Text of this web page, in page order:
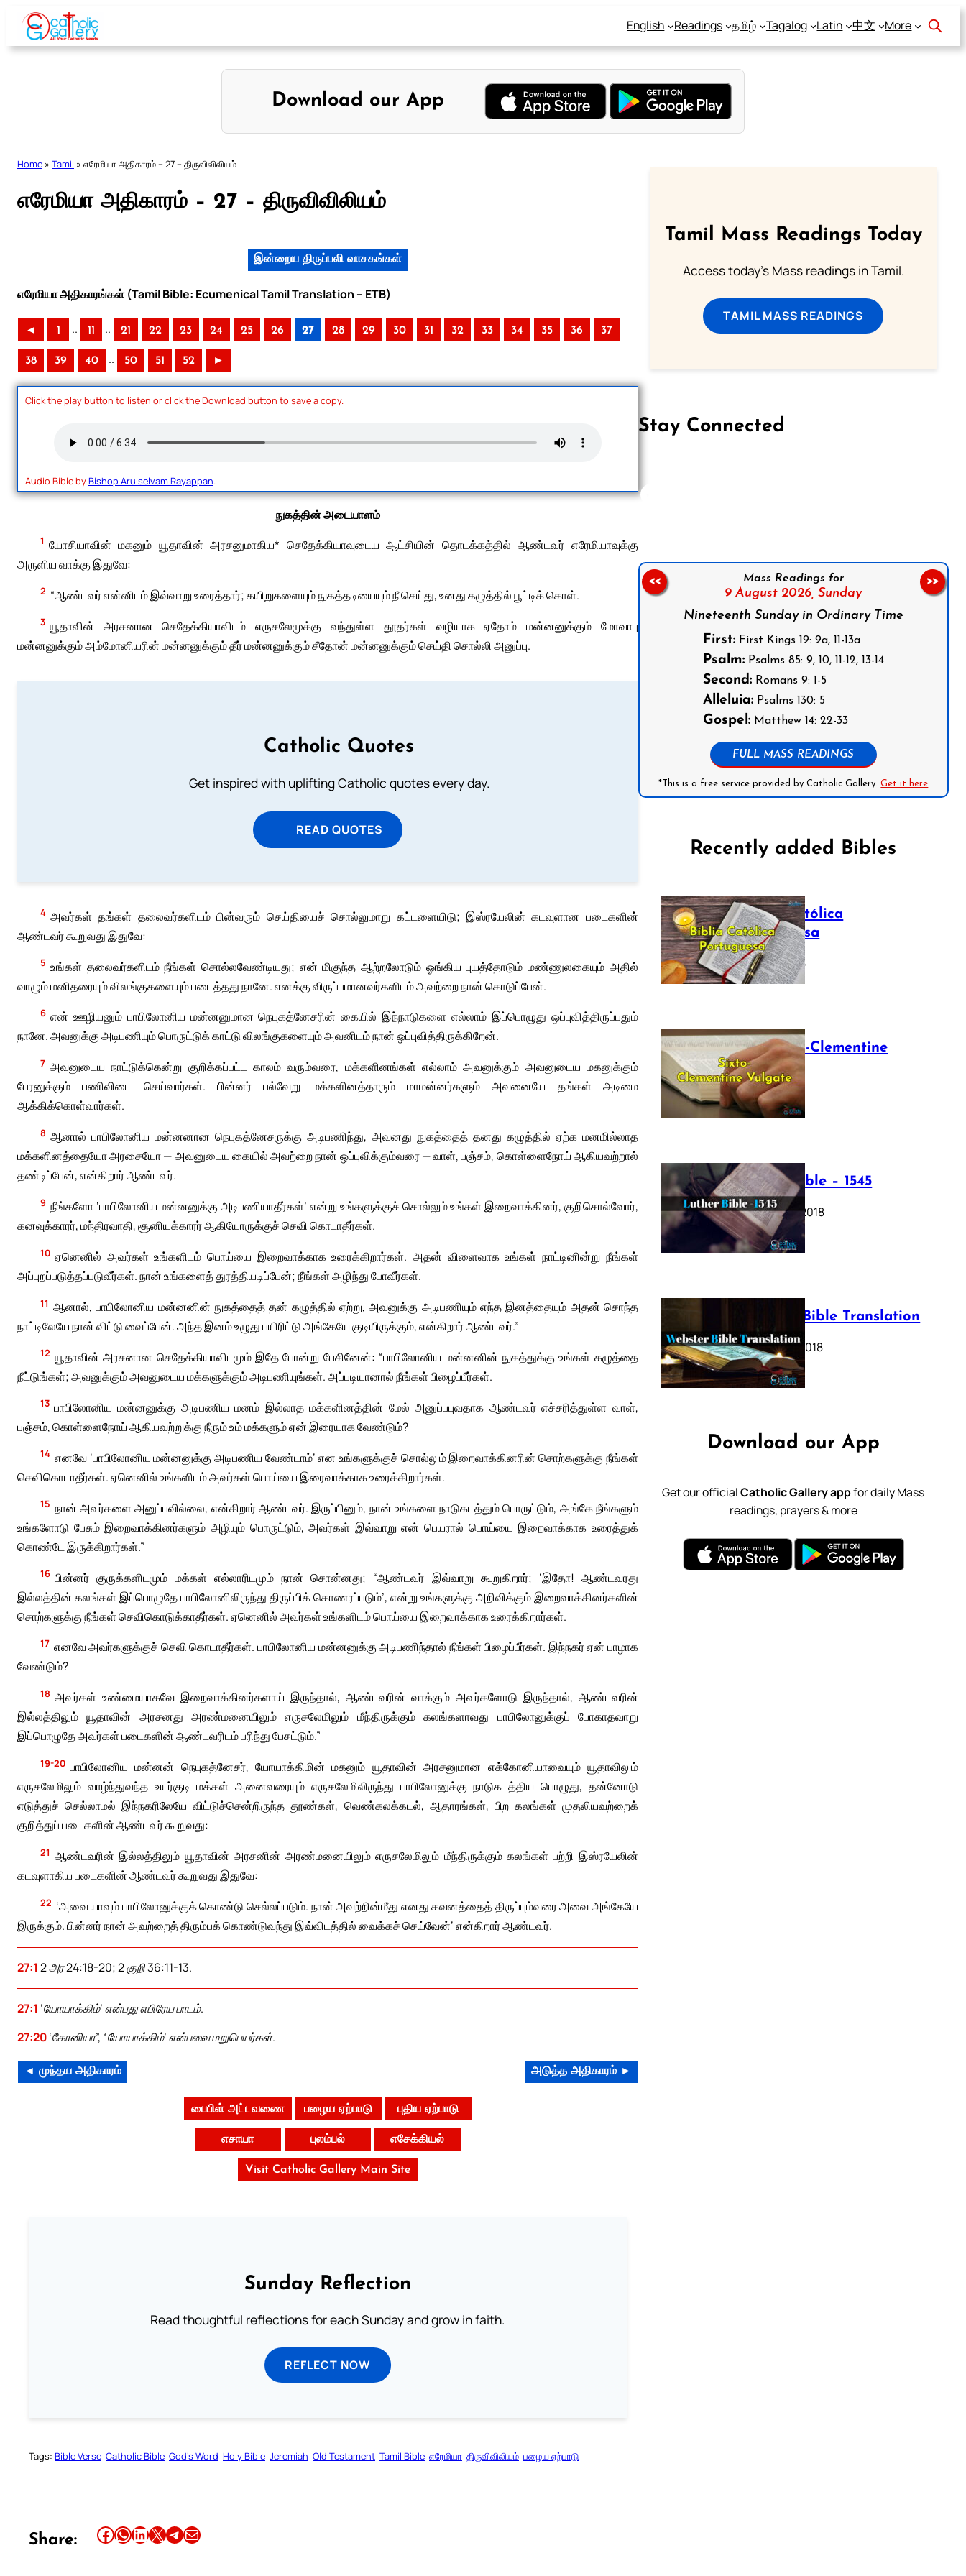
Skip
content
English Readings தமிழ் Tagalog Latin 中文 More
Download our App
Home » Tamil » எரேமியா அதிகாரம் – 27 – திருவிவிலியம்
எரேமியா அதிகாரம் – 27 – திருவிவிலியம்
இன்றைய திருப்பலி வாசகங்கள்
எரேமியா அதிகாரங்கள் (Tamil Bible: Ecumenical Tamil Translation – ETB)
◄ 1 .. 11 .. 21 22 23 24 25 26 27 28 29 30 31 32 33 34 35 36 37
38 39 40 .. 50 51 52 ►
Click the play button to listen or click the Download button to save a copy.
Audio Bible byBishop Arulselvam Rayappan.
நுகத்தின் அடையாளம்
1 யோசியாவின் மகனும் யூதாவின் அரசனுமாகிய* செதேக்கியாவுடைய ஆட்சியின் தொடக்கத்தில் ஆண்டவர் எரேமியாவுக்கு
அருளிய வாக்கு இதுவே:
2 “ஆண்டவர் என்னிடம் இவ்வாறு உரைத்தார்; கயிறுகளையும் நுகத்தடியையும் நீ செய்து, உனது கழுத்தில் பூட்டிக் கொள்.
3 யூதாவின் அரசனான செதேக்கியாவிடம் எருசலேமுக்கு வந்துள்ள தூதர்கள் வழியாக ஏதோம் மன்னனுக்கும் மோவாபு
மன்னனுக்கும் அம்மோனியரின் மன்னனுக்கும் தீர் மன்னனுக்கும் சீதோன் மன்னனுக்கும் செய்தி சொல்லி அனுப்பு.
Catholic Quotes
Get inspired with uplifting Catholic quotes every day.
READ QUOTES
4 அவர்கள் தங்கள் தலைவர்களிடம் பின்வரும் செய்தியைச் சொல்லுமாறு கட்டளையிடு; இஸ்ரயேலின் கடவுளான படைகளின்
ஆண்டவர் கூறுவது இதுவே:
5 உங்கள் தலைவர்களிடம் நீங்கள் சொல்லவேண்டியது; என் மிகுந்த ஆற்றலோடும் ஓங்கிய புயத்தோடும் மண்ணுலகையும் அதில்
வாழும் மனிதரையும் விலங்குகளையும் படைத்தது நானே. எனக்கு விருப்பமானவர்களிடம் அவற்றை நான் கொடுப்பேன்.
6 என் ஊழியனும் பாபிலோனிய மன்னனுமான நெபுகத்னேசரின் கையில் இந்நாடுகளை எல்லாம் இப்பொழுது ஒப்புவித்திருப்பதும்
நானே. அவனுக்கு அடிபணியும் பொருட்டுக் காட்டு விலங்குகளையும் அவனிடம் நான் ஒப்புவித்திருக்கிறேன்.
7 அவனுடைய நாட்டுக்கென்று குறிக்கப்பட்ட காலம் வரும்வரை, மக்களினங்கள் எல்லாம் அவனுக்கும் அவனுடைய மகனுக்கும்
பேரனுக்கும் பணிவிடை செய்வார்கள். பின்னர் பல்வேறு மக்களினத்தாரும் மாமன்னர்களும் அவனையே தங்கள் அடிமை
ஆக்கிக்கொள்வார்கள்.
8 ஆனால் பாபிலோனிய மன்னனான நெபுகத்னேசருக்கு அடிபணிந்து, அவனது நுகத்தைத் தனது கழுத்தில் ஏற்க மனமில்லாத
மக்களினத்தையோ அரசையோ — அவனுடைய கையில் அவற்றை நான் ஒப்புவிக்கும்வரை — வாள், பஞ்சம், கொள்ளைநோய் ஆகியவற்றால்
தண்டிப்பேன், என்கிறார் ஆண்டவர்.
9 நீங்களோ ‘பாபிலோனிய மன்னனுக்கு அடிபணியாதீர்கள்’ என்று உங்களுக்குச் சொல்லும் உங்கள் இறைவாக்கினர், குறிசொல்வோர்,
கனவுக்காரர், மந்திரவாதி, சூனியக்காரர் ஆகியோருக்குச் செவி கொடாதீர்கள்.
10 ஏனெனில் அவர்கள் உங்களிடம் பொய்யை இறைவாக்காக உரைக்கிறார்கள். அதன் விளைவாக உங்கள் நாட்டினின்று நீங்கள்
அப்புறப்படுத்தப்படுவீர்கள். நான் உங்களைத் துரத்தியடிப்பேன்; நீங்கள் அழிந்து போவீர்கள்.
11 ஆனால், பாபிலோனிய மன்னனின் நுகத்தைத் தன் கழுத்தில் ஏற்று, அவனுக்கு அடிபணியும் எந்த இனத்தையும் அதன் சொந்த
நாட்டிலேயே நான் விட்டு வைப்பேன். அந்த இனம் உழுது பயிரிட்டு அங்கேயே குடியிருக்கும், என்கிறார் ஆண்டவர்.”
12 யூதாவின் அரசனான செதேக்கியாவிடமும் இதே போன்று பேசினேன்: “பாபிலோனிய மன்னனின் நுகத்துக்கு உங்கள் கழுத்தை
நீட்டுங்கள்; அவனுக்கும் அவனுடைய மக்களுக்கும் அடிபணியுங்கள். அப்படியானால் நீங்கள் பிழைப்பீர்கள்.
13 பாபிலோனிய மன்னனுக்கு அடிபணிய மனம் இல்லாத மக்களினத்தின் மேல் அனுப்பபுவதாக ஆண்டவர் எச்சரித்துள்ள வாள்,
பஞ்சம், கொள்ளைநோய் ஆகியவற்றுக்கு நீரும் உம் மக்களும் ஏன் இரையாக வேண்டும்?
14 எனவே ‘பாபிலோனிய மன்னனுக்கு அடிபணிய வேண்டாம்’ என உங்களுக்குச் சொல்லும் இறைவாக்கினரின் சொற்களுக்கு நீங்கள்
செவிகொடாதீர்கள். ஏனெனில் உங்களிடம் அவர்கள் பொய்யை இரைவாக்காக உரைக்கிறார்கள்.
15 நான் அவர்களை அனுப்பவில்லை, என்கிறார் ஆண்டவர். இருப்பினும், நான் உங்களை நாடுகடத்தும் பொருட்டும், அங்கே நீங்களும்
உங்களோடு பேசும் இறைவாக்கினர்களும் அழியும் பொருட்டும், அவர்கள் இவ்வாறு என் பெயரால் பொய்யை இறைவாக்காக உரைத்துக்
கொண்டே இருக்கிறார்கள்.”
16 பின்னர் குருக்களிடமும் மக்கள் எல்லாரிடமும் நான் சொன்னது; “ஆண்டவர் இவ்வாறு கூறுகிறார்; ‘இதோ! ஆண்டவரது
இல்லத்தின் கலங்கள் இப்பொழுதே பாபிலோனிலிருந்து திருப்பிக் கொணரப்படும்’, என்று உங்களுக்கு அறிவிக்கும் இறைவாக்கினர்களின்
சொற்களுக்கு நீங்கள் செவிகொடுக்காதீர்கள். ஏனெனில் அவர்கள் உங்களிடம் பொய்யை இறைவாக்காக உரைக்கிறார்கள்.
17 எனவே அவர்களுக்குச் செவி கொடாதீர்கள். பாபிலோனிய மன்னனுக்கு அடிபணிந்தால் நீங்கள் பிழைப்பீர்கள். இந்நகர் ஏன் பாழாக
வேண்டும்?
18 அவர்கள் உண்மையாகவே இறைவாக்கினர்களாய் இருந்தால், ஆண்டவரின் வாக்கும் அவர்களோடு இருந்தால், ஆண்டவரின்
இல்லத்திலும் யூதாவின் அரசனது அரண்மனையிலும் எருசலேமிலும் மீந்திருக்கும் கலங்களாவது பாபிலோனுக்குப் போகாதவாறு
இப்பொழுதே அவர்கள் படைகளின் ஆண்டவரிடம் பரிந்து பேசட்டும்.”
19-20 பாபிலோனிய மன்னன் நெபுகத்னேசர், யோயாக்கிமின் மகனும் யூதாவின் அரசனுமான எக்கோனியாவையும் யூதாவிலும்
எருசலேமிலும் வாழ்ந்துவந்த உயர்குடி மக்கள் அனைவரையும் எருசலேமிலிருந்து பாபிலோனுக்கு நாடுகடத்திய பொழுது, தன்னோடு
எடுத்துச் செல்லாமல் இந்நகரிலேயே விட்டுச்சென்றிருந்த தூண்கள், வெண்கலக்கடல், ஆதாரங்கள், பிற கலங்கள் முதலியவற்றைக்
குறித்துப் படைகளின் ஆண்டவர் கூறுவது:
21 ஆண்டவரின் இல்லத்திலும் யூதாவின் அரசனின் அரண்மனையிலும் எருசலேமிலும் மீந்திருக்கும் கலங்கள் பற்றி இஸ்ரயேலின்
கடவுளாகிய படைகளின் ஆண்டவர் கூறுவது இதுவே:
22 ‘அவை யாவும் பாபிலோனுக்குக் கொண்டு செல்லப்படும். நான் அவற்றின்மீது எனது கவனத்தைத் திருப்பும்வரை அவை அங்கேயே
இருக்கும். பின்னர் நான் அவற்றைத் திரும்பக் கொண்டுவந்து இவ்விடத்தில் வைக்கச் செய்வேன்’ என்கிறார் ஆண்டவர்.
27:1 2 அர 24:18-20; 2 குறி 36:11-13.
27:1 ‘யோயாக்கிம்’ என்பது எபிரேய பாடம்.
27:20‘கோனியா”, “யோயாக்கிம்’ என்பவை மறுபெயர்கள்.
◄ முந்தய அதிகாரம் அடுத்த அதிகாரம் ►
பைபிள் அட்டவணை பழைய ஏற்பாடு புதிய ஏற்பாடு
எசாயா புலம்பல் எசேக்கியல்
Visit Catholic Gallery Main Site
Sunday Reflection
Read thoughtful reflections for each Sunday and grow in faith.
REFLECT NOW
Tags: Bible Verse Catholic Bible God’s Word Holy Bible Jeremiah Old Testament Tamil Bible எரேமியா திருவிவிலியம் பழைய ஏற்பாடு
Share: Share this article on Facebook Share this article on WhatsApp Share this article on LinkedIn Share this article on X Share this article on TelegramEmail this Article
Tamil Mass Readings Today
Access today's Mass readings in Tamil.
TAMIL MASS READINGS
Stay Connected
Follow us on Facebook
Mass Readings for
9 August 2026, Sunday
Nineteenth Sunday in Ordinary Time
First:First Kings 19: 9a, 11-13a
Psalm:Psalms 85: 9, 10, 11-12, 13-14
Second:Romans 9: 1-5
Alleluia:Psalms 130: 5
Gospel:Matthew 14: 22-33
FULL MASS READINGS
*This is a free service provided by Catholic Gallery.Get it here
<< >>
Recently added Bibles
Bíblia Católica
Portuguesa
July 16, 2025
The Sixto-Clementine
Vulgate
July 12, 2025
Luther Bible – 1545
October 17, 2018
Webster Bible Translation
October 11, 2018
Download our App
Get our officialCatholic Gallery appfor daily Mass
readings, prayers & more